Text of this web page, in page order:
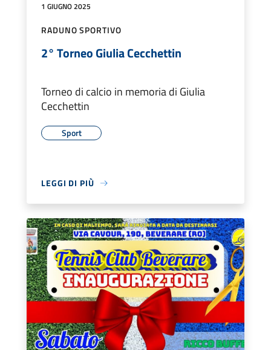
1 GIUGNO 2025
RADUNO SPORTIVO
2° Torneo Giulia Cecchettin
Torneo di calcio in memoria di Giulia
Cecchettin
Sport
LEGGI DI PIÙ